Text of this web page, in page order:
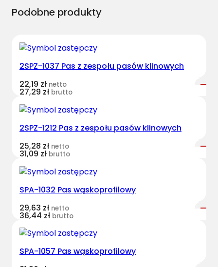
s
Podobne produkty
2SPZ-1037 Pas z zespołu pasów klinowych
22,19 zł netto
27,29 zł brutto
2SPZ-1212 Pas z zespołu pasów klinowych
25,28 zł netto
31,09 zł brutto
SPA-1032 Pas wąskoprofilowy
29,63 zł netto
36,44 zł brutto
SPA-1057 Pas wąskoprofilowy